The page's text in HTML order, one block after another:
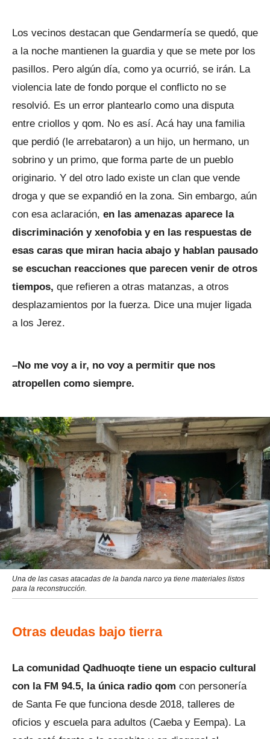
Los vecinos destacan que Gendarmería se quedó, que
a la noche mantienen la guardia y que se mete por los
pasillos. Pero algún día, como ya ocurrió, se irán. La
violencia late de fondo porque el conflicto no se
resolvió. Es un error plantearlo como una disputa
entre criollos y qom. No es así. Acá hay una familia
que perdió (le arrebataron) a un hijo, un hermano, un
sobrino y un primo, que forma parte de un pueblo
originario. Y del otro lado existe un clan que vende
droga y que se expandió en la zona. Sin embargo, aún
con esa aclaración, en las amenazas aparece la
discriminación y xenofobia y en las respuestas de
esas caras que miran hacia abajo y hablan pausado
se escuchan reacciones que parecen venir de otros
tiempos, que refieren a otras matanzas, a otros
desplazamientos por la fuerza. Dice una mujer ligada
a los Jerez.
–No me voy a ir, no voy a permitir que nos
atropellen como siempre.
Una de las casas atacadas de la banda narco ya tiene materiales listos
para la reconstrucción.
Otras deudas bajo tierra
La comunidad Qadhuoqte tiene un espacio cultural
con la FM 94.5, la única radio qom con personería
de Santa Fe que funciona desde 2018, talleres de
oficios y escuela para adultos (Caeba y Eempa). La